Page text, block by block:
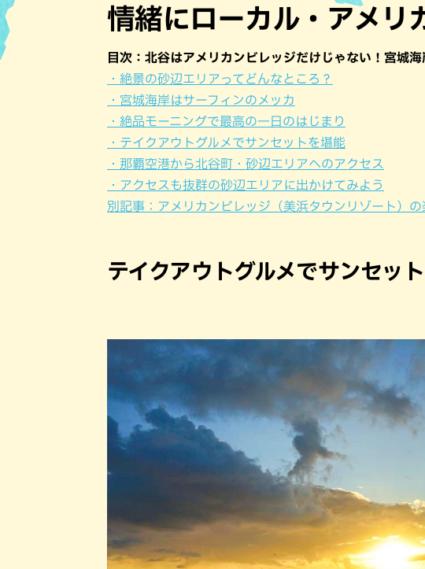
ブッフェ・バイキング
情緒にローカル・アメリ
目次：北谷はアメリカンビレッジだけじゃない！宮城
・絶景の砂辺エリアってどんなところ？
・宮城海岸はサーフィンのメッカ
・絶品モーニングで最高の一日のはじまり
・テイクアウトグルメでサンセットを堪能
・那覇空港から北谷町・砂辺エリアへのアクセス
・アクセスも抜群の砂辺エリアに出かけてみよう
別記事：アメリカンビレッジ（美浜タウンリゾート）の
テイクアウトグルメでサンセッ